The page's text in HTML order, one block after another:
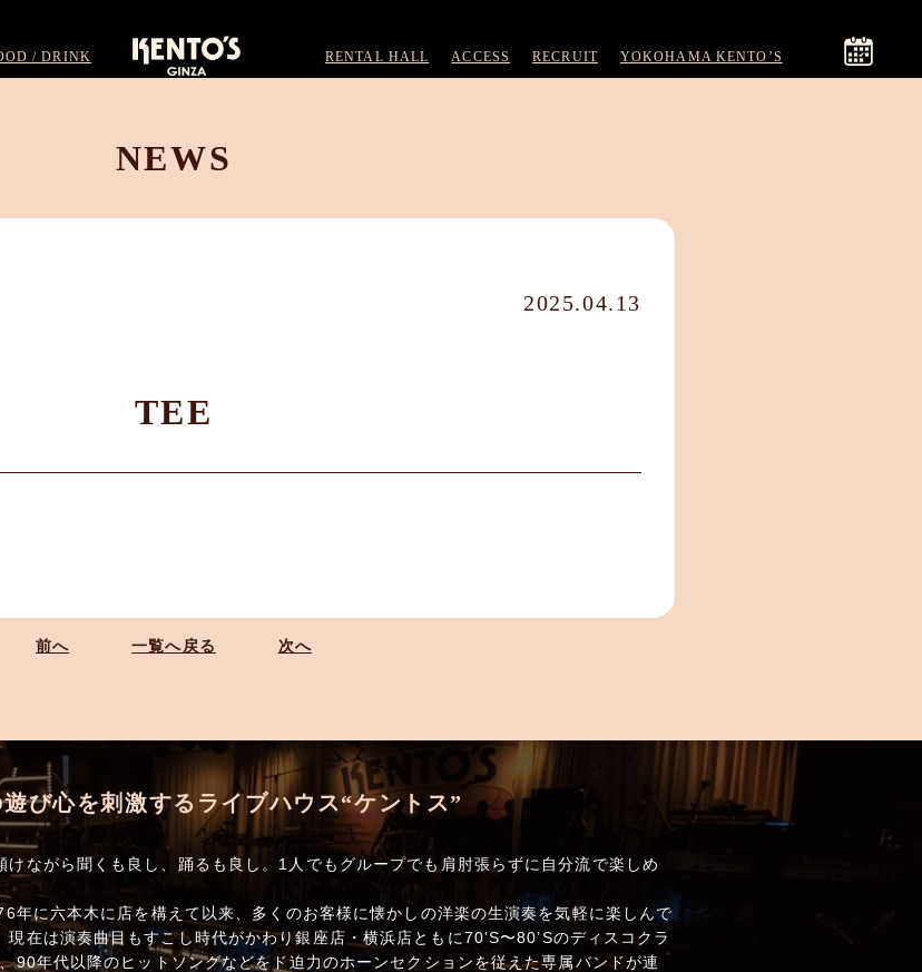
/ DRINK RENTAL HALL ACCESS RECRUIT YOKOHAMA KENTO’S
NEWS
2025.04.13
TEE
前へ 一覧へ戻る 次へ
び心を刺激するライブハウス“ケントス”
ながら聞くも良し、踊るも良し。1人でもグループでも肩肘張らずに自分流で楽しめ
年に六本木に店を構えて以来、多くのお客様に懐かしの洋楽の生演奏を気軽に楽しんで
在は演奏曲目もすこし時代がかわり銀座店・横浜店ともに70’S〜80’Sのディスコクラ
90年代以降のヒットソングなどをド迫力のホーンセクションを従えた専属バンドが連